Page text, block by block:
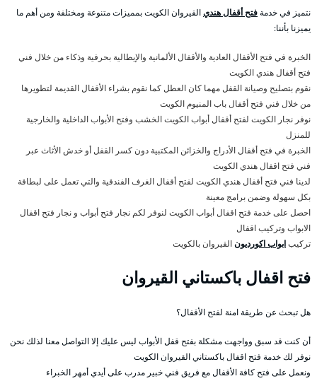
نتميز في خدمةفتح أقفال هنديالقيروان الكويت بمميزات متنوعة ومختلفة ومن أهم ما
يميزنا بأننا:
الخبرة في فتح الأقفال العادية والأقفال الألمانية والإيطالية بحرفية وذكاء من خلال فني
فتح أقفال هندي الكويت
نقوم بتصليح وصيانة القفل مهما كان العطل كما نقوم بشراء الأقفال القديمة لتطويرها
من خلال فني فتح أقفال باب المنيوم الكويت
نوفر نجار الكويت لفتح أقفال أبواب الكويت الخشب وفتح الأبواب الداخلية والخارجية
للمنزل
الخبرة في فتح أقفال الأدراج والخزائن المكتبية دون كسر القفل أو خدش الأثاث عبر
فني فتح اقفال هندي الكويت
لدينا فني فتح أقفال هندي الكويت لفتح أقفال الغرف الفندقية والتي تعمل على لبطاقة
بكل سهولة وضمن برامج معينة
احصل على خدمة فتح اقفال أبواب الكويت لنوفر لكم نجار فتح أبواب و نجار فتح اقفال
الابواب وتركيب اقفال
تركيبابواب اكورديونالقيروان بالكويت
فتح اقفال باكستاني القيروان
هل تبحث عن طريقة امنة لفتح الأقفال؟
أن كنت قد سبق وواجهت مشكلة بفتح قفل الأبواب ليس عليك إلا التواصل معنا لذلك نحن
نوفر لك خدمة فتح اقفال باكستاني القيروان الكويت
ونعمل على فتح كافة الأقفال مع فريق فني خبير مدرب على أيدي أمهر الخبراء